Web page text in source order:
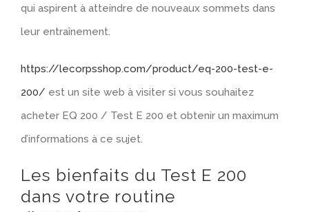
qui aspirent à atteindre de nouveaux sommets dans
leur entraînement.
https://lecorpsshop.com/product/eq-200-test-e-
200/ est un site web à visiter si vous souhaitez
acheter EQ 200 / Test E 200 et obtenir un maximum
d’informations à ce sujet.
Les bienfaits du Test E 200
dans votre routine